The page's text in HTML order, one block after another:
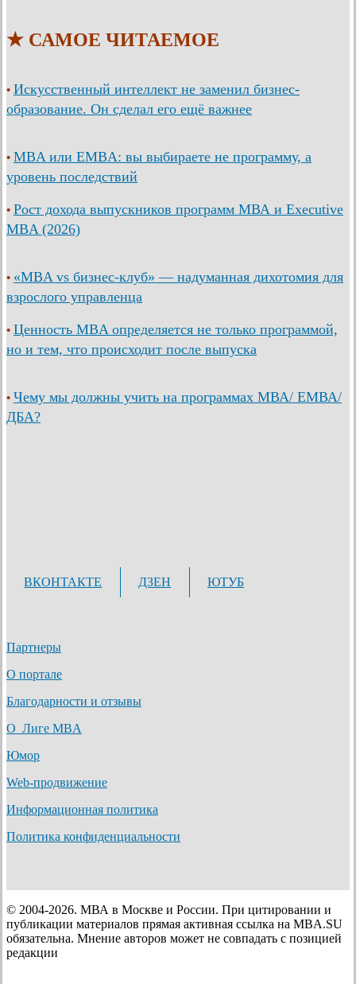
★ САМОЕ ЧИТАЕМОЕ
• Искусственный интеллект не заменил бизнес-
образование. Он сделал его ещё важнее
• MBA или EMBA: вы выбираете не программу, а
уровень последствий
• Рост дохода выпускников программ МВА и Executive
MBA (2026)
• «MBA vs бизнес-клуб» — надуманная дихотомия для
взрослого управленца
• Ценность MBA определяется не только программой,
но и тем, что происходит после выпуска
• Чему мы должны учить на программах МВА/ ЕМВА/
ДБА?
ВКОНТАКТЕ ДЗЕН ЮТУБ
Партнеры
О портале
Благодарности и отзывы
О Лиге MBA
Юмор
Web-продвижение
Информационная политика
Политика конфиденциальности
© 2004-2026. МВА в Москве и России. При цитировании и
публикации материалов прямая активная ссылка на MBA.SU
обязательна. Мнение авторов может не совпадать с позицией
редакции